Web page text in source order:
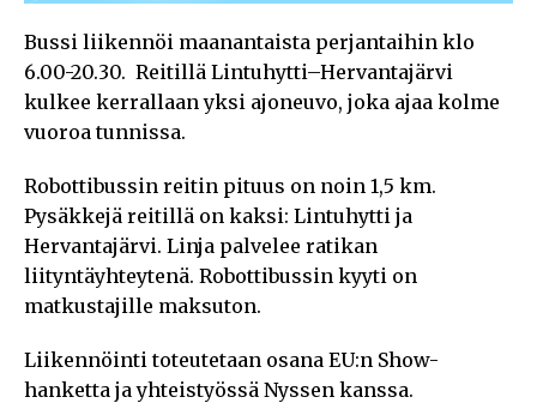
Bussi liikennöi maanantaista perjantaihin klo
6.00-20.30. Reitillä Lintuhytti–Hervantajärvi
kulkee kerrallaan yksi ajoneuvo, joka ajaa kolme
vuoroa tunnissa.
Robottibussin reitin pituus on noin 1,5 km.
Pysäkkejä reitillä on kaksi: Lintuhytti ja
Hervantajärvi. Linja palvelee ratikan
liityntäyhteytenä. Robottibussin kyyti on
matkustajille maksuton.
Liikennöinti toteutetaan osana EU:n Show-
hanketta ja yhteistyössä Nyssen kanssa.